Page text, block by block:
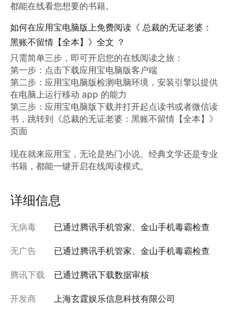
都能在线看您想要的书籍。
如何在应用宝电脑版上免费阅读《 总裁的无证老婆：
黑账不留情【全本】》全文 ？
只需简单三步，即可开启您的在线阅读之旅：
第一步：点击下载应用宝电脑版客户端
第二步：应用宝电脑版检测电脑环境，安装引擎以提供
在电脑上运行移动 app 的能力
第三步：应用宝电脑版下载并打开起点读书或者微信读
书，跳转到《总裁的无证老婆：黑账不留情【全本】》
页面
现在就来应用宝，无论是热门小说、经典文学还是专业
书籍，都能一键开启在线阅读模式。
详细信息
无病毒 已通过腾讯手机管家、金山手机毒霸检查
无广告 已通过腾讯手机管家、金山手机毒霸检查
腾讯下载 已通过腾讯下载数据审核
开发商 上海玄霆娱乐信息科技有限公司